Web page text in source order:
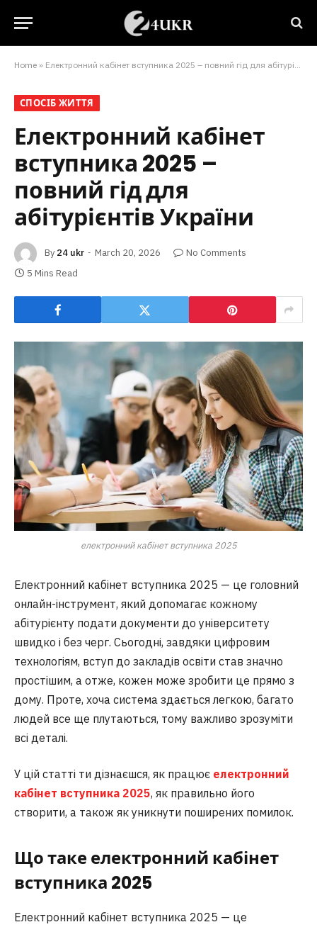
Home » Електронний кабінет вступника 2025 – повний гід для абітурієнтів України
СПОСІБ ЖИТТЯ
Електронний кабінет
вступника 2025 –
повний гід для
абітурієнтів України
By 24 ukr March 20, 2026
No Comments
5 Mins Read
електронний кабінет вступника 2025
Електронний кабінет вступника 2025 — це головний
онлайн-інструмент, який допомагає кожному
абітурієнту подати документи до університету
швидко і без черг. Сьогодні, завдяки цифровим
технологіям, вступ до закладів освіти став значно
простішим, а отже, кожен може зробити це прямо з
дому. Проте, хоча система здається легкою, багато
людей все ще плутаються, тому важливо зрозуміти
всі деталі.
У цій статті ти дізнаєшся, як працює електронний
кабінет вступника 2025, як правильно його
створити, а також як уникнути поширених помилок.
Що таке електронний кабінет
вступника 2025
Електронний кабінет вступника 2025 — це